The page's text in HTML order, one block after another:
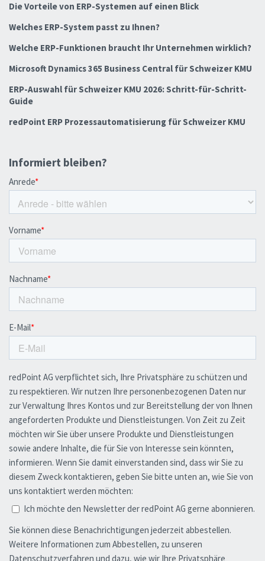
Die Vorteile von ERP-Systemen auf einen Blick
Welches ERP-System passt zu Ihnen?
Welche ERP-Funktionen braucht Ihr Unternehmen wirklich?
Microsoft Dynamics 365 Business Central für Schweizer KMU
ERP-Auswahl für Schweizer KMU 2026: Schritt-für-Schritt-
Guide
redPoint ERP Prozessautomatisierung für Schweizer KMU
Informiert bleiben?